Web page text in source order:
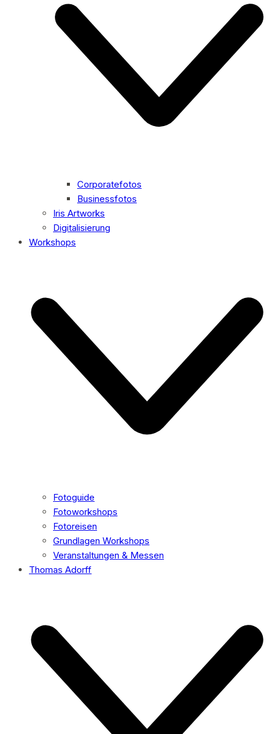
Corporatefotos
Businessfotos
Iris Artworks
Digitalisierung
Workshops
Fotoguide
Fotoworkshops
Fotoreisen
Grundlagen Workshops
Veranstaltungen & Messen
Thomas Adorff